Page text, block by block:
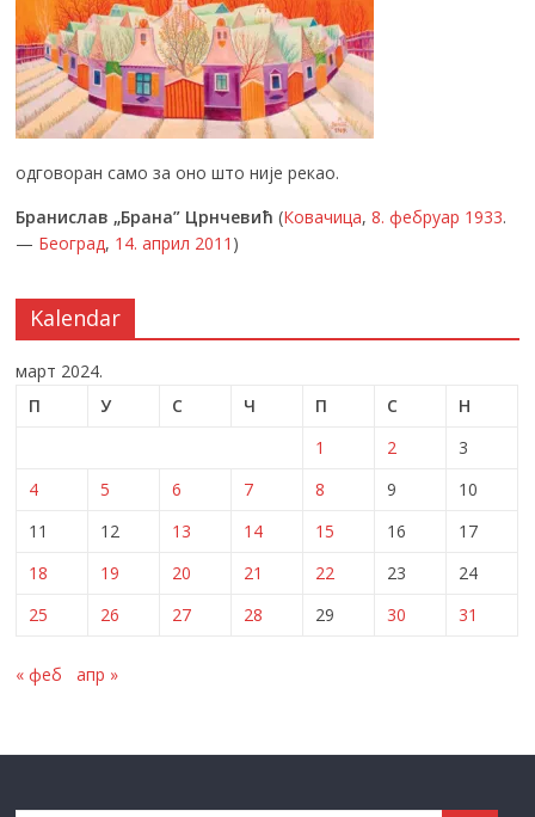
одговоран само за оно што није рекао.
Бранислав „Брана” Црнчевић (Ковачица,8. фебруар 1933.
— Београд, 14. април 2011 )
Kalendar
март 2024.
П
У С Ч П С
Н
1
2
3
4
5 6 7 8 9
10
11
12 13 14 15 16
17
18
19 20 21 22 23
24
25
26 27 28 29 30 31
« феб апр »